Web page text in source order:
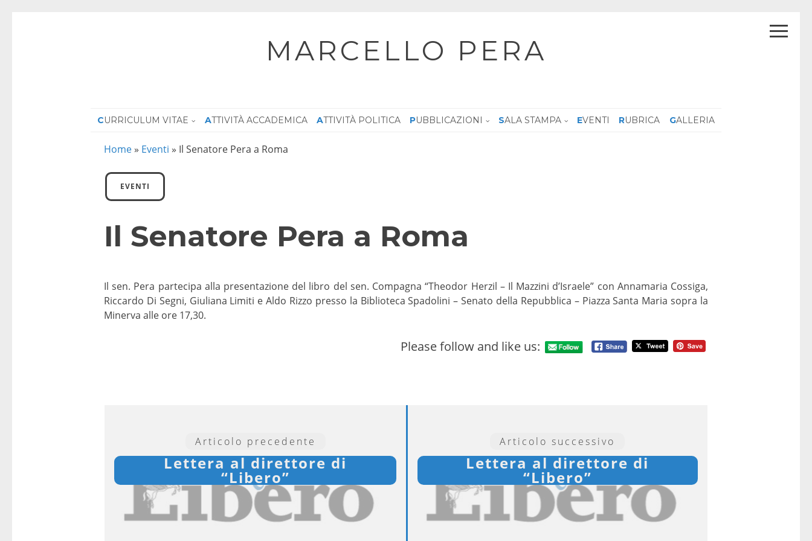
MARCELLO PERA
CURRICULUM VITAE ATTIVITÀ ACCADEMICA ATTIVITÀ POLITICA PUBBLICAZIONI SALA STAMPA EVENTI RUBRICA GALLERIA
Home » Eventi » Il Senatore Pera a Roma
EVENTI
Il Senatore Pera a Roma
Il sen. Pera partecipa alla presentazione del libro del sen. Compagna “Theodor Herzil – Il Mazzini d’Israele” con Annamaria Cossiga,
Riccardo Di Segni, Giuliana Limiti e Aldo Rizzo presso la Biblioteca Spadolini – Senato della Repubblica – Piazza Santa Maria sopra la
Minerva alle ore 17,30.
Please follow and like us:
Articolo precedente
Lettera al direttore di
“Libero”
Articolo successivo
Lettera al direttore di
“Libero”